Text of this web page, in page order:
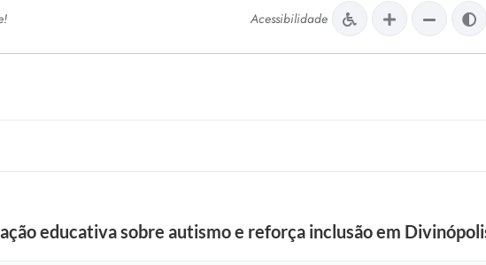
Editais de Licitações
Chamamentos Públicos
Esporte
Meio Ambiente
Acessibilidade
educativa sobre autismo e reforça inclusão em